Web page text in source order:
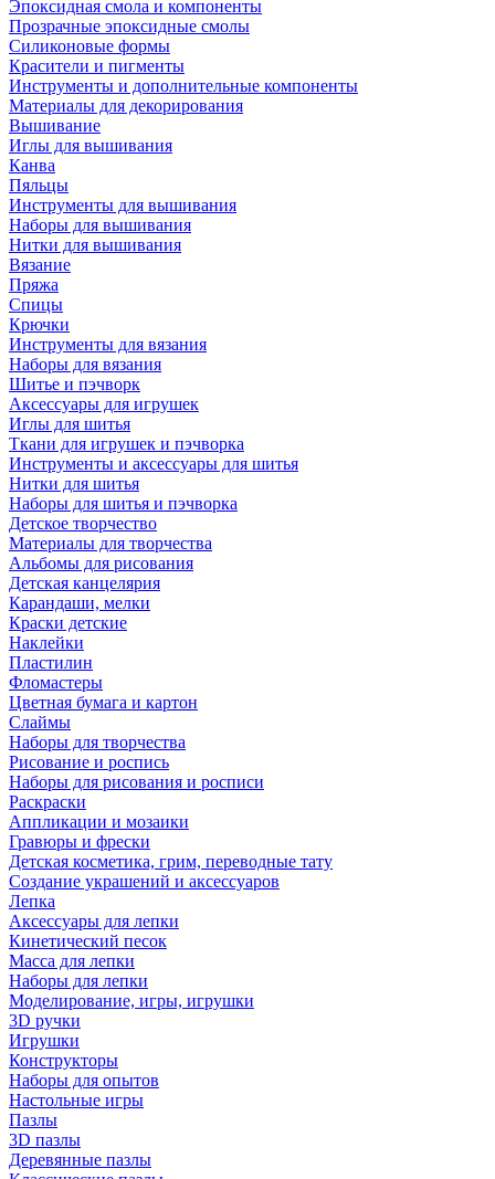
Эпоксидная смола и компоненты
Прозрачные эпоксидные смолы
Силиконовые формы
Красители и пигменты
Инструменты и дополнительные компоненты
Материалы для декорирования
Вышивание
Иглы для вышивания
Канва
Пяльцы
Инструменты для вышивания
Наборы для вышивания
Нитки для вышивания
Вязание
Пряжа
Спицы
Крючки
Инструменты для вязания
Наборы для вязания
Шитье и пэчворк
Аксессуары для игрушек
Иглы для шитья
Ткани для игрушек и пэчворка
Инструменты и аксессуары для шитья
Нитки для шитья
Наборы для шитья и пэчворка
Детское творчество
Материалы для творчества
Альбомы для рисования
Детская канцелярия
Карандаши, мелки
Краски детские
Наклейки
Пластилин
Фломастеры
Цветная бумага и картон
Слаймы
Наборы для творчества
Рисование и роспись
Наборы для рисования и росписи
Раскраски
Аппликации и мозаики
Гравюры и фрески
Детская косметика, грим, переводные тату
Создание украшений и аксессуаров
Лепка
Аксессуары для лепки
Кинетический песок
Масса для лепки
Наборы для лепки
Моделирование, игры, игрушки
3D ручки
Игрушки
Конструкторы
Наборы для опытов
Настольные игры
Пазлы
3D пазлы
Деревянные пазлы